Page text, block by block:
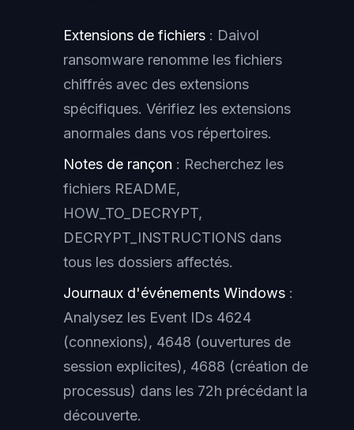
Extensions de fichiers : Daivol
ransomware renomme les fichiers
chiffrés avec des extensions
spécifiques. Vérifiez les extensions
anormales dans vos répertoires.
Notes de rançon : Recherchez les
fichiers README,
HOW_TO_DECRYPT,
DECRYPT_INSTRUCTIONS dans
tous les dossiers affectés.
Journaux d'événements Windows :
Analysez les Event IDs 4624
(connexions), 4648 (ouvertures de
session explicites), 4688 (création de
processus) dans les 72h précédant la
découverte.